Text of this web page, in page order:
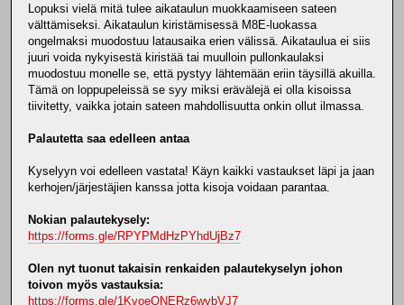
Lopuksi vielä mitä tulee aikataulun muokkaamiseen sateen
välttämiseksi. Aikataulun kiristämisessä M8E-luokassa
ongelmaksi muodostuu latausaika erien välissä. Aikataulua ei siis
juuri voida nykyisestä kiristää tai muulloin pullonkaulaksi
muodostuu monelle se, että pystyy lähtemään eriin täysillä akuilla.
Tämä on loppupeleissä se syy miksi erävälejä ei olla kisoissa
tiivitetty, vaikka jotain sateen mahdollisuutta onkin ollut ilmassa.
Palautetta saa edelleen antaa
Kyselyyn voi edelleen vastata! Käyn kaikki vastaukset läpi ja jaan
kerhojen/järjestäjien kanssa jotta kisoja voidaan parantaa.
Nokian palautekysely:
https://forms.gle/RPYPMdHzPYhdUjBz7
Olen nyt tuonut takaisin renkaiden palautekyselyn johon
toivon myös vastauksia:
https://forms.gle/1KvoeQNERz6wvbVJ7